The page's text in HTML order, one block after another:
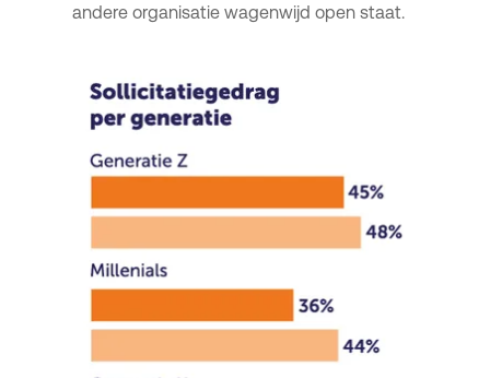
andere organisatie wagenwijd open staat.